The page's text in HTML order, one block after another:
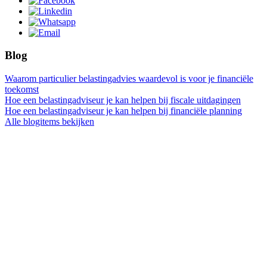
Blog
Waarom particulier belastingadvies waardevol is voor je financiële
toekomst
Hoe een belastingadviseur je kan helpen bij fiscale uitdagingen
Hoe een belastingadviseur je kan helpen bij financiële planning
Alle blogitems bekijken